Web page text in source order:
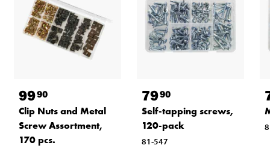
9990
Clip Nuts and Metal
Screw Assortment,
170 pcs.
7990
Self-tapping screws,
120-pack
81-547